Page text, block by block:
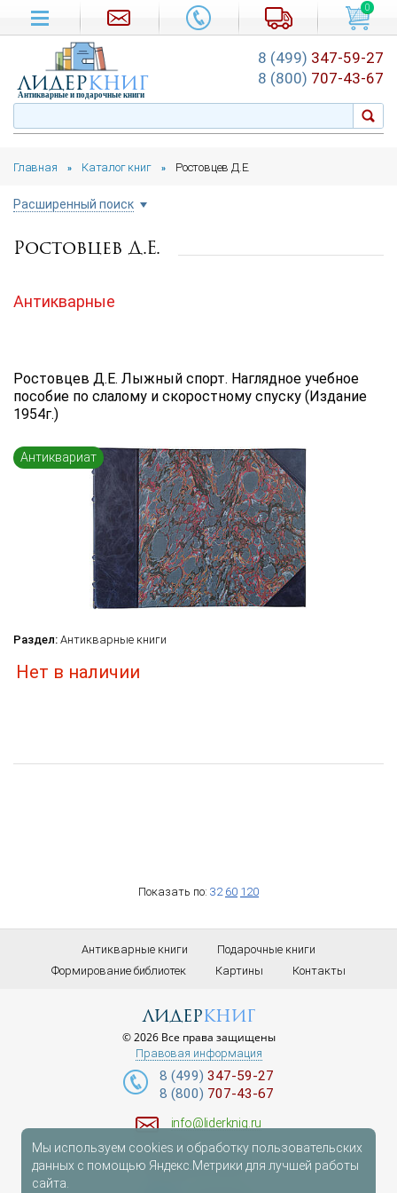
Главная » Каталог книг » Ростовцев Д.Е.
Расширенный поиск
Цена руб.
Автор
...
Язык книги
по цене по дате поступления (новинки)
Сбросить фильтр
Ростовцев Д.Е.
Антикварные
Ростовцев Д.Е. Лыжный спорт. Наглядное учебное
пособие по слалому и скоростному спуску (Издание
1954г.)
Антиквариат
Раздел: Антикварные книги
Нет в наличии
Показать по: 32 60 120
0
лидеркниг
Антикварные и подарочные книги
8 (499) 347-59-27
8 (800) 707-43-67
Антикварные книги
Подарочные книги
Формирование библиотек
Картины Контакты
лидеркниг
© 2026 Все права защищены
Правовая информация
8 (499) 347-59-27
8 (800) 707-43-67
info@liderknig.ru
Доставка
Мы используем cookies и обработку пользовательских
данных с помощью Яндекс.Метрики для лучшей работы
сайта.